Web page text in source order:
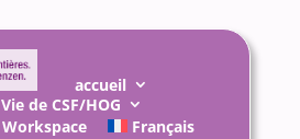
accueil
Vie de CSF/HOG
Workspace
Français